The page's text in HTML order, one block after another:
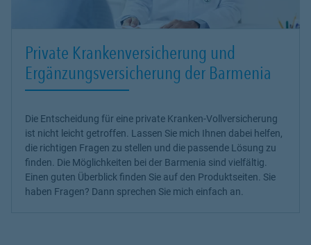
Private Krankenversicherung und
Ergänzungsversicherung der Barmenia
Die Entscheidung für eine private Kranken-Vollversicherung
ist nicht leicht getroffen. Lassen Sie mich Ihnen dabei helfen,
die richtigen Fragen zu stellen und die passende Lösung zu
finden. Die Möglichkeiten bei der Barmenia sind vielfältig.
Einen guten Überblick finden Sie auf den Produktseiten. Sie
haben Fragen? Dann sprechen Sie mich einfach an.